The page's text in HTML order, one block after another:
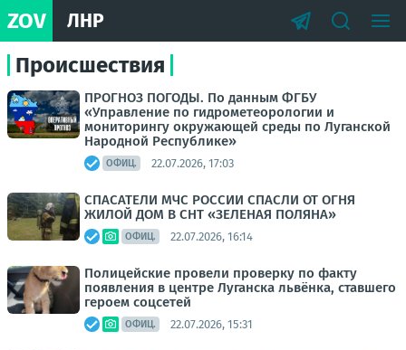
ZOV ЛНР
Происшествия
ПРОГНОЗ ПОГОДЫ. По данным ФГБУ
«Управление по гидрометеорологии и
мониторингу окружающей среды по Луганской
Народной Республике»
ОФИЦ. 22.07.2026, 17:03
СПАСАТЕЛИ МЧС РОССИИ СПАСЛИ ОТ ОГНЯ
ЖИЛОЙ ДОМ В СНТ «ЗЕЛЕНАЯ ПОЛЯНА»
ОФИЦ. 22.07.2026, 16:14
Полицейские провели проверку по факту
появления в центре Луганска львёнка, ставшего
героем соцсетей
ОФИЦ. 22.07.2026, 15:31